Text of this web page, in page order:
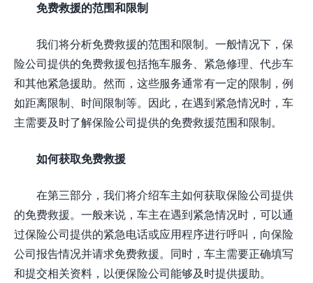
免费救援的范围和限制
我们将分析免费救援的范围和限制。一般情况下，保
险公司提供的免费救援包括拖车服务、紧急修理、代步车
和其他紧急援助。然而，这些服务通常有一定的限制，例
如距离限制、时间限制等。因此，在遇到紧急情况时，车
主需要及时了解保险公司提供的免费救援范围和限制。
如何获取免费救援
在第三部分，我们将介绍车主如何获取保险公司提供
的免费救援。一般来说，车主在遇到紧急情况时，可以通
过保险公司提供的紧急电话或应用程序进行呼叫，向保险
公司报告情况并请求免费救援。同时，车主需要正确填写
和提交相关资料，以便保险公司能够及时提供援助。